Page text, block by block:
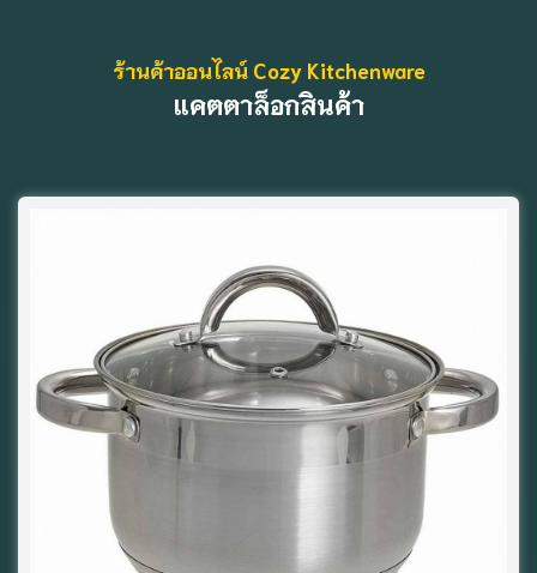
ร้านค้าออนไลน์ Cozy Kitchenware
แคตตาล็อกสินค้า